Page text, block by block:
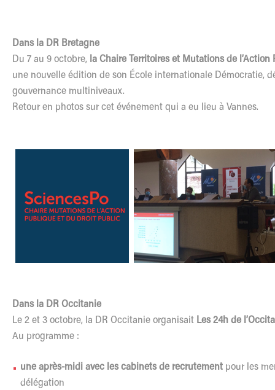
Dans la DR Bretagne
Du 7 au 9 octobre, la Chaire Territoires et Mutations de
une nouvelle édition de son École internationale Démocratie,
gouvernance multiniveaux.
Retour en photos sur cet événement qui a eu lieu à Vannes.
Dans la DR Occitanie
Le 2 et 3 octobre, la DR Occitanie organisait Les 24h de
Au programme :
une après-midi avec les cabinets de recrutement pour les
délégation